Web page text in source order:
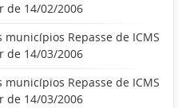
de 14/02/2006
Repasse de ICMS
de 14/03/2006
Repasse de ICMS
de 14/03/2006